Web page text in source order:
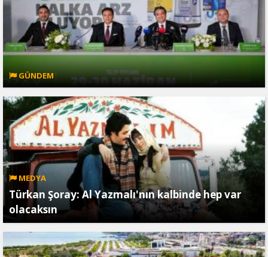
GÜNDEM
MEDYA
Türkan Şoray: Al Yazmalı'nın kalbinde hep var
olacaksın